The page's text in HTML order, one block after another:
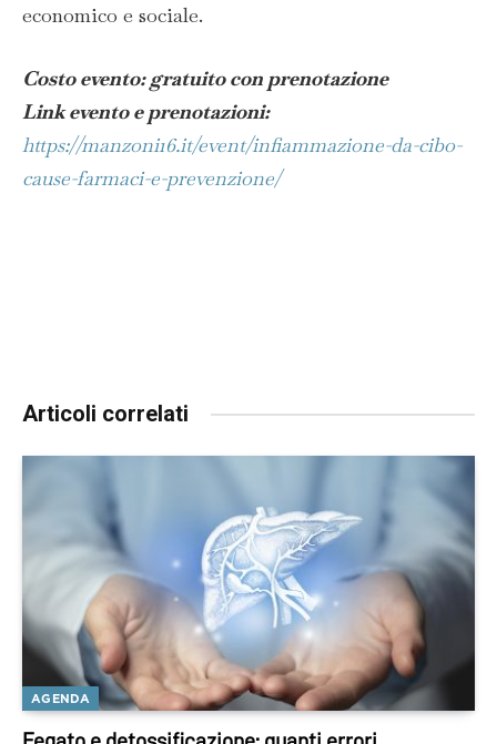
economico e sociale.
Costo evento: gratuito con prenotazione
Link evento e prenotazioni:
https://manzoni16.it/event/infiammazione-da-cibo-
cause-farmaci-e-prevenzione/
Articoli correlati
AGENDA